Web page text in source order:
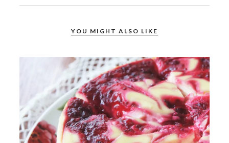
YOU MIGHT ALSO LIKE